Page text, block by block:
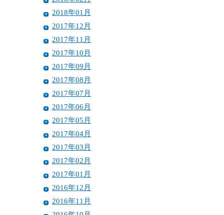
2018年01月
2017年12月
2017年11月
2017年10月
2017年09月
2017年08月
2017年07月
2017年06月
2017年05月
2017年04月
2017年03月
2017年02月
2017年01月
2016年12月
2016年11月